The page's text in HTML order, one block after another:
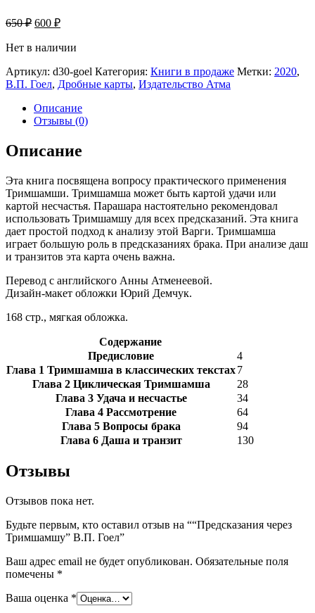
650₽ Первоначальная
составляла
600 ₽Текущая
600 ₽.
Нет в наличии
Артикул: d30-goel Категория: Книги в продаже Метки: 2020,
В.П. Гоел, Дробные карты, Издательство Атма
Описание
Отзывы (0)
Описание
Эта книга посвящена вопросу практического применения
Тримшамши. Тримшамша может быть картой удачи или
картой несчастья. Парашара настоятельно рекомендовал
использовать Тримшамшу для всех предсказаний. Эта книга
дает простой подход к анализу этой Варги. Тримшамша
играет большую роль в предсказаниях брака. При анализе даш
и транзитов эта карта очень важна.
Перевод с английского Анны Атменеевой.
Дизайн-макет обложки Юрий Демчук.
168 стр., мягкая обложка.
Содержание
Предисловие
4
Глава 1 Тримшамша в классических текстах7
Глава 2 Циклическая Тримшамша
28
Глава 3 Удача и несчастье
34
Глава 4 Рассмотрение
64
Глава 5 Вопросы брака
94
Глава 6 Даша и транзит
130
Отзывы
Отзывов пока нет.
Будьте первым, кто оставил отзыв на ““Предсказания через
Тримшамшу” В.П. Гоел”
Ваш адрес email не будет опубликован. Обязательные поля
помечены *
Ваша оценка *